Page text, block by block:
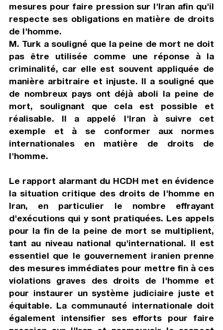
mesures pour faire pression sur l'Iran afin qu'il
respecte ses obligations en matière de droits
de l'homme.
M. Turk a souligné que la peine de mort ne doit
pas être utilisée comme une réponse à la
criminalité, car elle est souvent appliquée de
manière arbitraire et injuste. Il a souligné que
de nombreux pays ont déjà aboli la peine de
mort, soulignant que cela est possible et
réalisable. Il a appelé l'Iran à suivre cet
exemple et à se conformer aux normes
internationales en matière de droits de
l'homme.
Le rapport alarmant du HCDH met en évidence
la situation critique des droits de l'homme en
Iran, en particulier le nombre effrayant
d'exécutions qui y sont pratiquées. Les appels
pour la fin de la peine de mort se multiplient,
tant au niveau national qu'international. Il est
essentiel que le gouvernement iranien prenne
des mesures immédiates pour mettre fin à ces
violations graves des droits de l'homme et
pour instaurer un système judiciaire juste et
équitable. La communauté internationale doit
également intensifier ses efforts pour faire